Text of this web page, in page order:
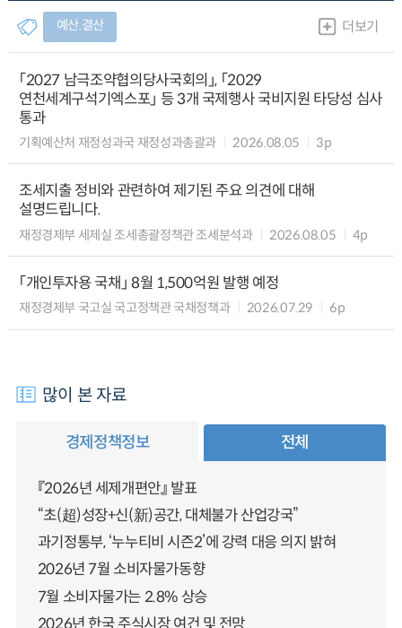
예산.결산 더보기
「2027 남극조약협의당사국회의」, 「2029
연천세계구석기엑스포」 등 3개 국제행사 국비지원 타당성 심사
통과
기획예산처 재정성과국 재정성과총괄과 2026.08.05 3p
조세지출 정비와 관련하여 제기된 주요 의견에 대해
설명드립니다.
재정경제부 세제실 조세총괄정책관 조세분석과 2026.08.05 4p
「개인투자용 국채」 8월 1,500억원 발행 예정
재정경제부 국고실 국고정책관 국채정책과 2026.07.29 6p
많이 본 자료
경제정책정보 전체
『2026년 세제개편안』 발표
“초(超)성장+신(新)공간, 대체불가 산업강국”
과기정통부, ‘누누티비 시즌2’에 강력 대응 의지 밝혀
2026년 7월 소비자물가동향
7월 소비자물가는 2.8% 상승
2026년 한국 주식시장 여건 및 전망